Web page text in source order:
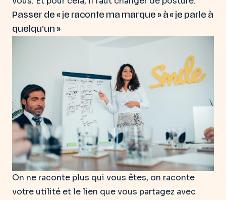
Passer de « je raconte ma marque » à « je parle à
quelqu’un »
On ne raconte plus qui vous êtes, on raconte
votre utilité et le lien que vous partagez avec